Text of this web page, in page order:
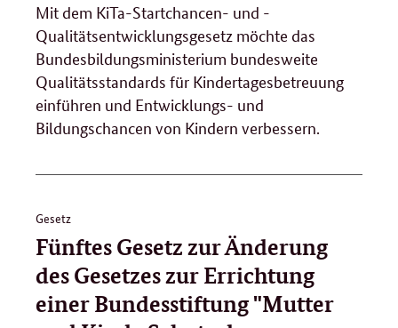
Mit dem KiTa-Startchancen- und -
Qualitätsentwicklungsgesetz möchte das
Bundesbildungsministerium bundesweite
Qualitätsstandards für Kindertagesbetreuung
einführen und Entwicklungs- und
Bildungschancen von Kindern verbessern.
Gesetz
Fünftes Gesetz zur Änderung
des Gesetzes zur Errichtung
einer Bundesstiftung "Mutter